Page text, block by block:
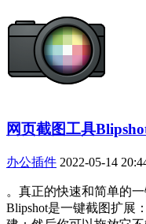
网页截图工具
办公插件 2022-05-14
。真正的快速和简单的
Blipshot是一键截图扩展